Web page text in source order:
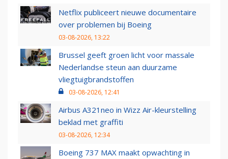
Netflix publiceert nieuwe documentaire
over problemen bij Boeing
03-08-2026, 13:22
Brussel geeft groen licht voor massale
Nederlandse steun aan duurzame
vliegtuigbrandstoffen
03-08-2026, 12:41
Airbus A321neo in Wizz Air-kleurstelling
beklad met graffiti
03-08-2026, 12:34
Boeing 737 MAX maakt opwachting in